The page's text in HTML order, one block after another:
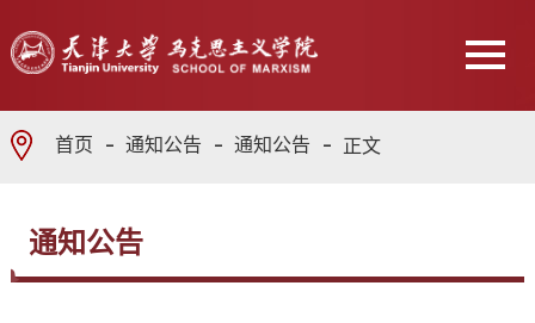
首页 通知公告 通知公告 正文
通知公告